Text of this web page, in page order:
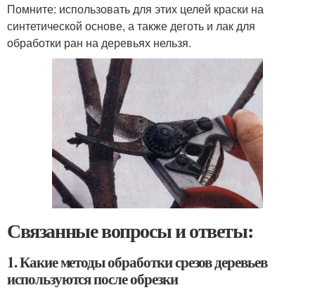
Помните: использовать для этих целей краски на
синтетической основе, а также деготь и лак для
обработки ран на деревьях нельзя.
Связанные вопросы и ответы:
1. Какие методы обработки срезов деревьев
используются после обрезки